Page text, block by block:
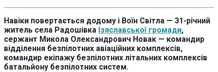
Навіки повертається додому і Воїн Світла — 31-річний
житель села Радошівка Ізяславської громади,
сержант Микола Олександрович Новак — командир
відділення безпілотних авіаційних комплексів,
командир екіпажу безпілотних літальних комплексів
батальйону безпілотних систем.